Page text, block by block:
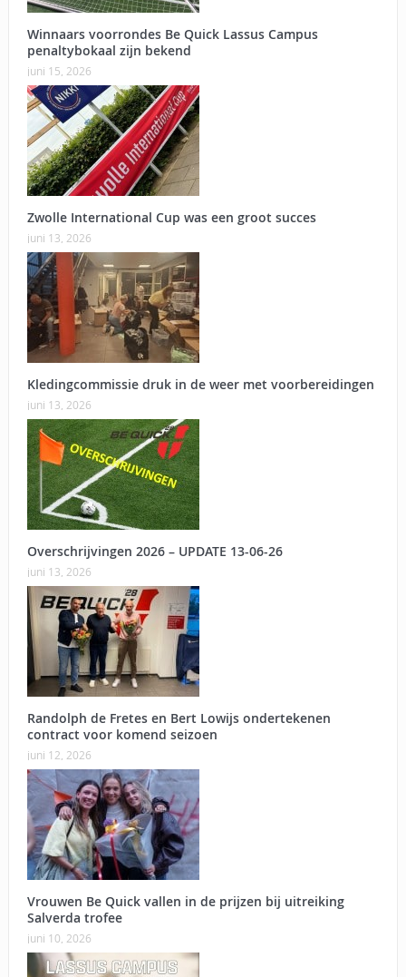
Winnaars voorrondes Be Quick Lassus Campus
penaltybokaal zijn bekend
juni 15, 2026
Zwolle International Cup was een groot succes
juni 13, 2026
Kledingcommissie druk in de weer met voorbereidingen
juni 13, 2026
Overschrijvingen 2026 – UPDATE 13-06-26
juni 13, 2026
Randolph de Fretes en Bert Lowijs ondertekenen
contract voor komend seizoen
juni 12, 2026
Vrouwen Be Quick vallen in de prijzen bij uitreiking
Salverda trofee
juni 10, 2026